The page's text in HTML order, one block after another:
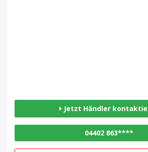
Jetzt Händler
04402 863****